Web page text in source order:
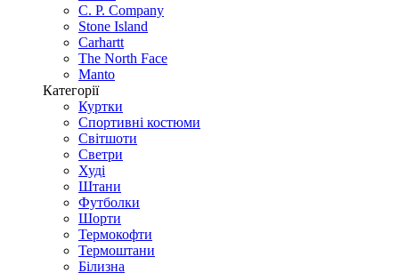
C. P. Company
Stone Island
Carhartt
The North Face
Manto
Категорії
Куртки
Спортивні костюми
Світшоти
Светри
Худі
Штани
Футболки
Шорти
Термокофти
Термоштани
Білизна